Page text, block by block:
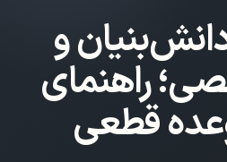
و
راهنمای
قطعی